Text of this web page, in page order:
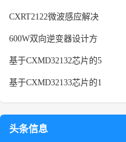
CXRT2122微波感应解决
600W双向逆变器设计方
基于CXMD32132芯片的5
基于CXMD32133芯片的1
头条信息